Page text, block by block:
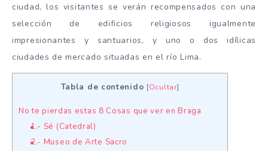
ciudad, los visitantes se verán recompensados con una
selección de edificios religiosos igualmente
impresionantes y santuarios, y uno o dos idílicas
ciudades de mercado situadas en el río Lima.
Tabla de contenido [Ocultar]
No te pierdas estas 8 Cosas que ver en Braga
1.- Sé (Catedral)
2.- Museo de Arte Sacro